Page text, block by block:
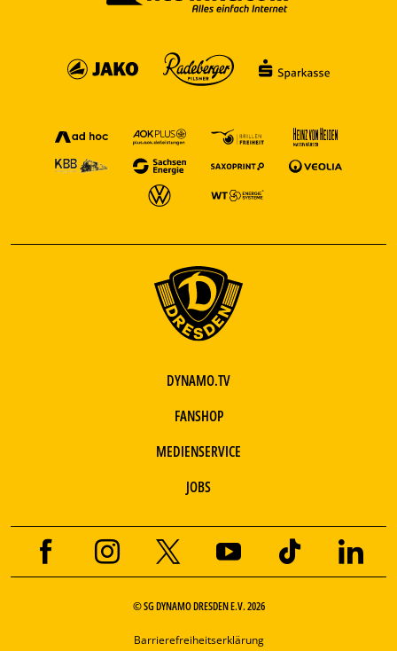
DYNAMO.TV
FANSHOP
MEDIENSERVICE
JOBS
© SG DYNAMO DRESDEN E.V. 2026
Barrierefreiheitserklärung